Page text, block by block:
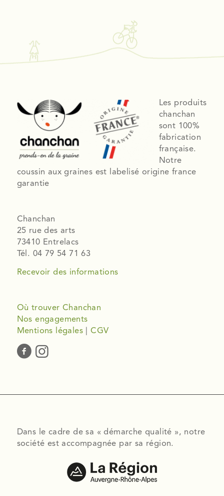
Les produits
chanchan
sont 100%
fabrication
française.
Notre
coussin aux graines est labelisé origine france
garantie
Chanchan
25 rue des arts
73410 Entrelacs
Tél. 04 79 54 71 63
Recevoir des informations
Où trouver Chanchan
Nos engagements
Mentions légales |CGV
Dans le cadre de sa « démarche qualité », notre
société est accompagnée par sa région.